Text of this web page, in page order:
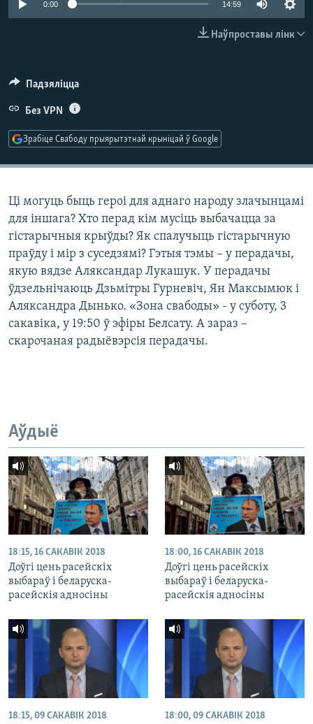
КУЛЬТУРА
МОВА0:00 14:59
Наўпроставы лінк
Падзяліцца
Без VPN
Зрабіце Свабоду прыярытэтнай крыніцай ў Google
Ці могуць быць героі для аднаго народу злачынцамі
для іншага? Хто перад кім мусіць выбачацца за
гістарычныя крыўды? Як спалучыць гістарычную
праўду і мір з суседзямі? Гэтыя тэмы – у перадачы,
якую вядзе Аляксандар Лукашук. У перадачы
ўдзельнічаюць Дзьмітры Гурневіч, Ян Максымюк і
Аляксандра Дынько. «Зона свабоды» - у суботу, 3
сакавіка, у 19:50 ў эфіры Белсату. А зараз –
скарочаная радыёвэрсія перадачы.
Аўдыё
18:15, 16 САКАВІК 2018
Доўгі цень расейскіх
выбараў і беларуска-
расейскія адносіны
18:00, 16 САКАВІК 2018
Доўгі цень расейскіх
выбараў і беларуска-
расейскія адносіны
18:15, 09 САКАВІК 2018 18:00, 09 САКАВІК 2018